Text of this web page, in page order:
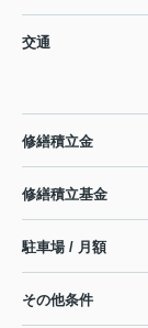
交通
修繕積立金
修繕積立基金
駐車場 / 月額
その他条件